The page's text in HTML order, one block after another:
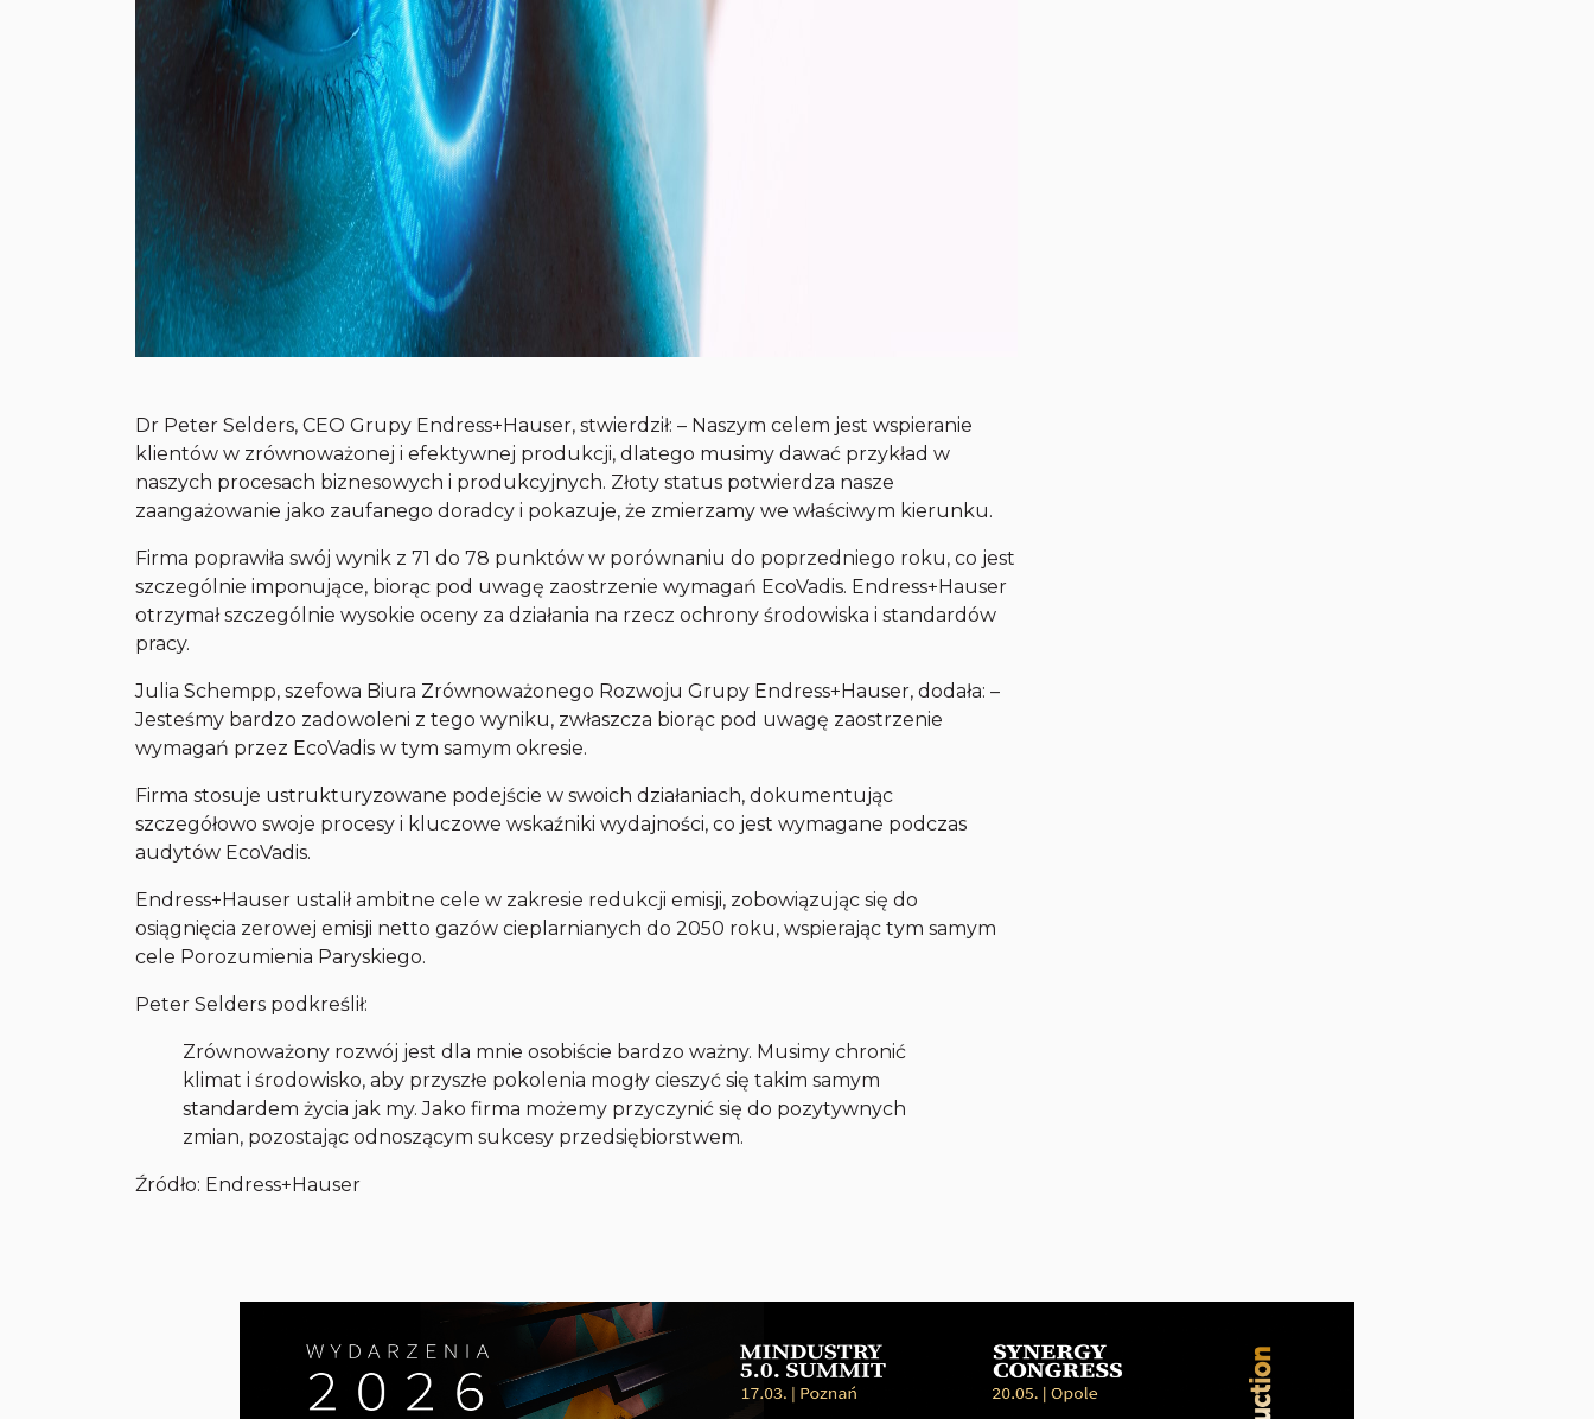
Dr Peter Selders, CEO Grupy Endress+Hauser, stwierdził: – Naszym celem jest wspieranie
klientów w zrównoważonej i efektywnej produkcji, dlatego musimy dawać przykład w
naszych procesach biznesowych i produkcyjnych. Złoty status potwierdza nasze
zaangażowanie jako zaufanego doradcy i pokazuje, że zmierzamy we właściwym kierunku.
Firma poprawiła swój wynik z 71 do 78 punktów w porównaniu do poprzedniego roku, co jest
szczególnie imponujące, biorąc pod uwagę zaostrzenie wymagań EcoVadis. Endress+Hauser
otrzymał szczególnie wysokie oceny za działania na rzecz ochrony środowiska i standardów
pracy.
Julia Schempp, szefowa Biura Zrównoważonego Rozwoju Grupy Endress+Hauser, dodała: –
Jesteśmy bardzo zadowoleni z tego wyniku, zwłaszcza biorąc pod uwagę zaostrzenie
wymagań przez EcoVadis w tym samym okresie.
Firma stosuje ustrukturyzowane podejście w swoich działaniach, dokumentując
szczegółowo swoje procesy i kluczowe wskaźniki wydajności, co jest wymagane podczas
audytów EcoVadis.
Endress+Hauser ustalił ambitne cele w zakresie redukcji emisji, zobowiązując się do
osiągnięcia zerowej emisji netto gazów cieplarnianych do 2050 roku, wspierając tym samym
cele Porozumienia Paryskiego.
Peter Selders podkreślił:
Zrównoważony rozwój jest dla mnie osobiście bardzo ważny. Musimy chronić
klimat i środowisko, aby przyszłe pokolenia mogły cieszyć się takim samym
standardem życia jak my. Jako firma możemy przyczynić się do pozytywnych
zmian, pozostając odnoszącym sukcesy przedsiębiorstwem.
Źródło: Endress+Hauser